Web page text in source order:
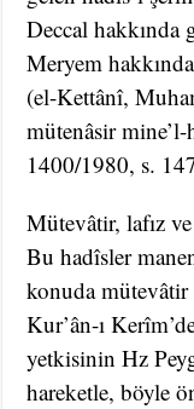
Deccal hakkında
Meryem
(el-Kettânî,
mütenâsir
1400/1980, s.
Mütevâtir, lafız
Bu hadîsler
konuda mütevâtir
Kur’ân-ı
yetkisinin Hz
hareketle, böyle